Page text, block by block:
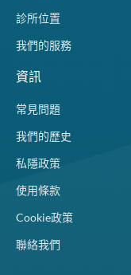
診所位置
我們的服務
資訊
常見問題
我們的歷史
私隱政策
使用條款
Cookie政策
聯絡我們